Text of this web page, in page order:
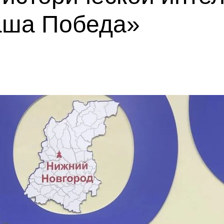
Победа»